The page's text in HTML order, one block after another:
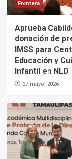
Frontera
Aprueba
donación de
IMSS para
Educación y
Infantil en NLD
27 mayo, 2026